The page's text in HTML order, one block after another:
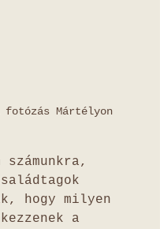
fotózás Mártélyon
számunkra,
hogy milyen
a